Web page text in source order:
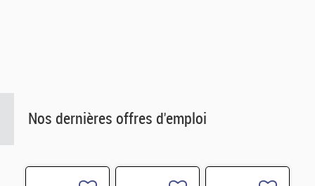
Nos dernières offres d'emploi